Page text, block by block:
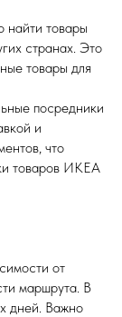
найти товары
странах. Это
товары для
посредники
и
что
товаров ИКЕА
от
маршрута. В
дней. Важно